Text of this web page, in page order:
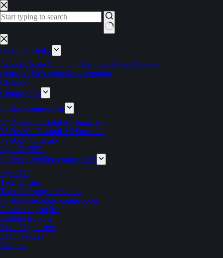
Pular
para
o
Sem
resultados
Cadernos Derby
Associação de Cultura e Desporto de Vale Travesso
Clube Atlético Ouriense – feminino
Ciclismo
Competições
Futebol competições
1.ª Divisão Distrital AF Santarém
2.ª Divisão Distrital AF Santarém
Futebol Formação
Liga INATEL
Futebol Feminino competições
Liga BPI
Taça da Liga
Taça de Portugal feminina
Futebol masculino competições
Futsal competições
Estatuto Editorial
Event Organizers
Event Venues
Eventos